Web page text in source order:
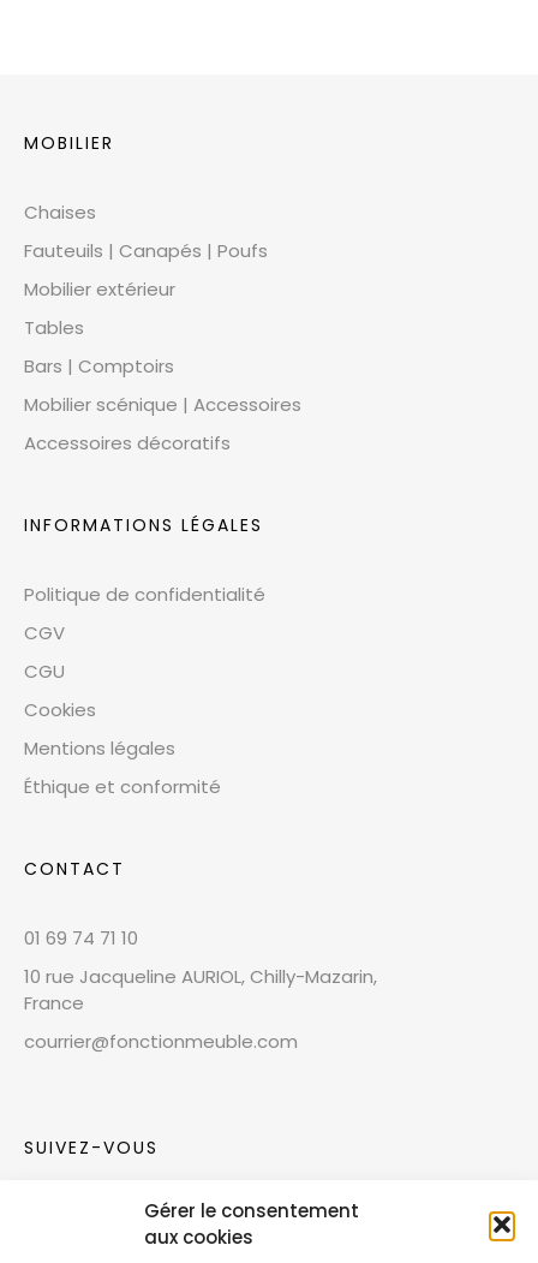
Gérer le consentement
aux cookies
MOBILIER
Chaises
Fauteuils | Canapés | Poufs
Mobilier extérieur
Tables
Bars | Comptoirs
Mobilier scénique | Accessoires
Accessoires décoratifs
INFORMATIONS LÉGALES
Politique de confidentialité
CGV
CGU
Cookies
Mentions légales
Éthique et conformité
CONTACT
01 69 74 71 10
10 rue Jacqueline AURIOL, Chilly-Mazarin,
France
courrier@fonctionmeuble.com
SUIVEZ-VOUS
Rejoignez notre communauté sur les réseaux